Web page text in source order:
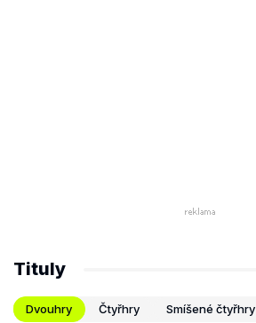
Tituly
Dvouhry Čtyřhry Smíšené čtyřhry